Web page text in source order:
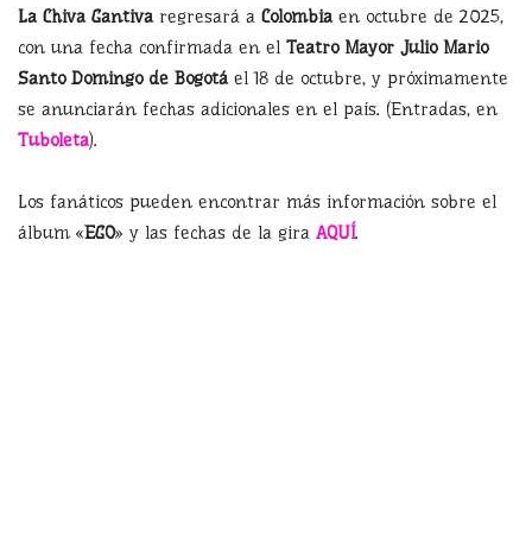
La Chiva Gantivaregresará a Colombia en octubre de 2025,
con una fecha confirmada en el Teatro Mayor Julio Mario
Santo Domingo de Bogotáel 18 de octubre, y próximamente
se anunciarán fechas adicionales en el país. (Entradas, en
Tuboleta).
Los fanáticos pueden encontrar más información sobre el
álbum «EGO» y las fechas de la gira AQUÍ.